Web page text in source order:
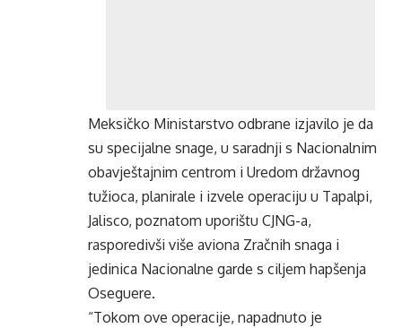
Meksičko Ministarstvo odbrane izjavilo je da
su specijalne snage, u saradnji s Nacionalnim
obavještajnim centrom i Uredom državnog
tužioca, planirale i izvele operaciju u Tapalpi,
Jalisco, poznatom uporištu CJNG-a,
rasporedivši više aviona Zračnih snaga i
jedinica Nacionalne garde s ciljem hapšenja
Oseguere.
“Tokom ove operacije, napadnuto je